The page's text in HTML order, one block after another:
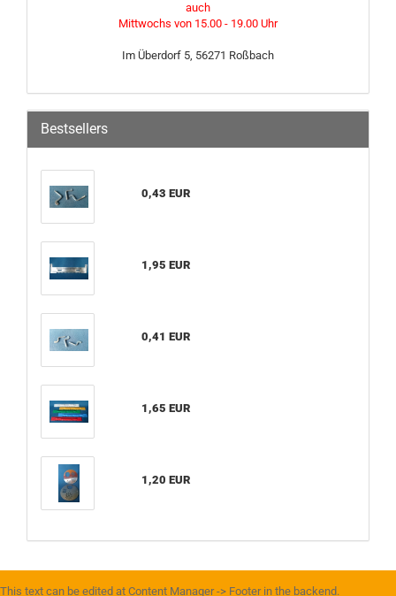
auch
Mittwochs von 15.00 - 19.00 Uhr
Im Überdorf 5, 56271 Roßbach
Bestsellers
0,43 EUR
1,95 EUR
0,41 EUR
1,65 EUR
1,20 EUR
This text can be edited at Content Manager -> Footer in the backend.